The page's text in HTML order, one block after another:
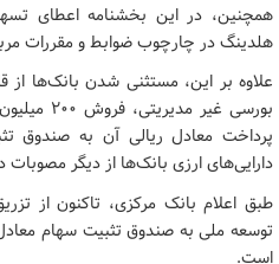
همچنین، در این بخشنامه اعطای
هلدینگ در چارچوب ضوابط و مقررات
علاوه بر این، مستثنی شدن بانک‌ها از
بورسی
پرداخت معادل ریالی آن به صندوق
دارایی‌های ارزی بانک‌ها از دیگر مصوبات
است.